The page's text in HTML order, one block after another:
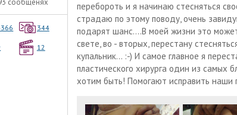
сообщенях
344
12
перебороть и я начинаю стесняться
страдаю по этому поводу, очень
подарят шанс....В моей жизни это
свете, во - вторых, перестану
купальник... :-) И самое главное я
пластического хирурга один из самых
хотим быть! Помогают исправить наши